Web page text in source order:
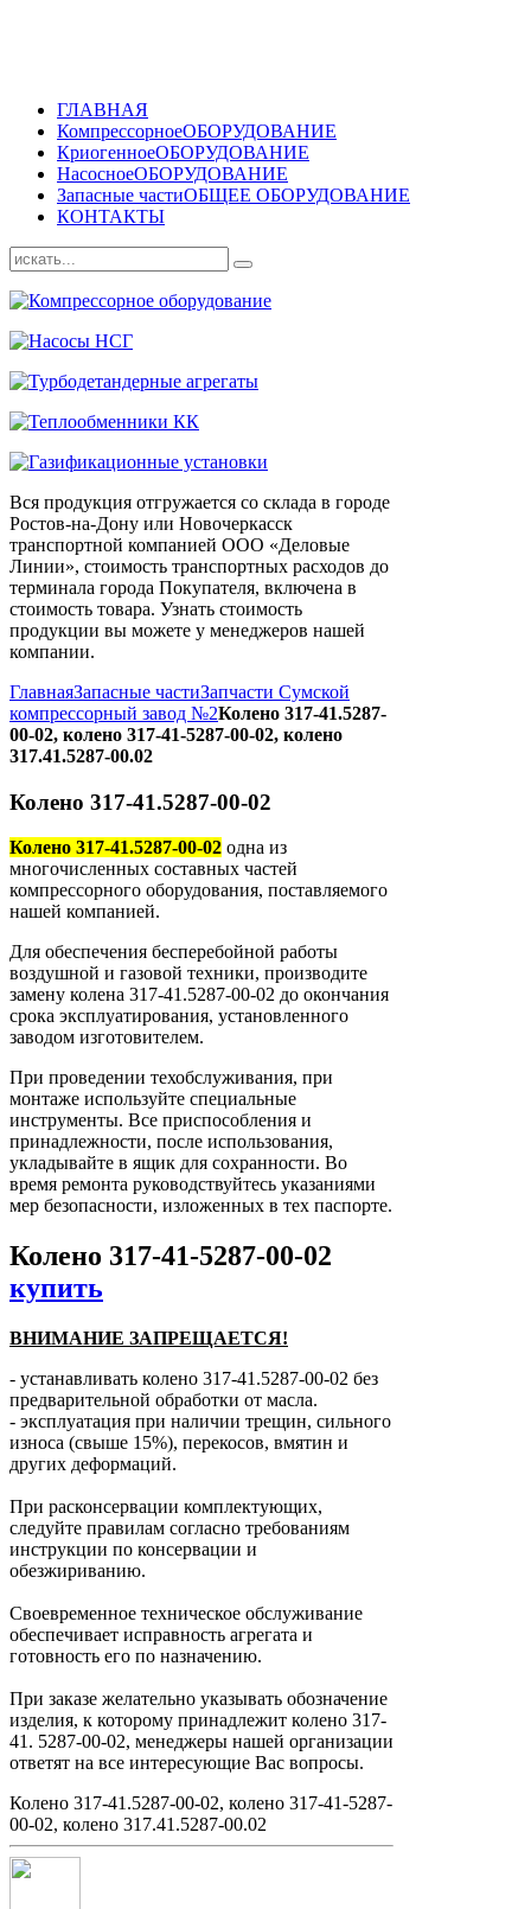
ГЛАВНАЯ
КомпрессорноеОБОРУДОВАНИЕ
КриогенноеОБОРУДОВАНИЕ
НасосноеОБОРУДОВАНИЕ
Запасные частиОБЩЕЕ ОБОРУДОВАНИЕ
КОНТАКТЫ
Вся продукция отгружается со склада в городе
Ростов-на-Дону или Новочеркасск
транспортной компанией ООО «Деловые
Линии», стоимость транспортных расходов до
терминала города Покупателя, включена в
стоимость товара. Узнать стоимость
продукции вы можете у менеджеров нашей
компании.
ГлавнаяЗапасные частиЗапчасти Сумской
компрессорный завод №2Колено 317-41.5287-
00-02, колено 317-41-5287-00-02, колено
317.41.5287-00.02
Колено 317-41.5287-00-02
Колено 317-41.5287-00-02 одна из
многочисленных составных частей
компрессорного оборудования, поставляемого
нашей компанией.
Для обеспечения бесперебойной работы
воздушной и газовой техники, производите
замену колена 317-41.5287-00-02 до окончания
срока эксплуатирования, установленного
заводом изготовителем.
При проведении техобслуживания, при
монтаже используйте специальные
инструменты. Все приспособления и
принадлежности, после использования,
укладывайте в ящик для сохранности. Во
время ремонта руководствуйтесь указаниями
мер безопасности, изложенных в тех паспорте.
Колено 317-41-5287-00-02
купить
ВНИМАНИЕ ЗАПРЕЩАЕТСЯ!
- устанавливать колено 317-41.5287-00-02 без
предварительной обработки от масла.
- эксплуатация при наличии трещин, сильного
износа (свыше 15%), перекосов, вмятин и
других деформаций.
При расконсервации комплектующих,
следуйте правилам согласно требованиям
инструкции по консервации и
обезжириванию.
Своевременное техническое обслуживание
обеспечивает исправность агрегата и
готовность его по назначению.
При заказе желательно указывать обозначение
изделия, к которому принадлежит колено 317-
41. 5287-00-02, менеджеры нашей организации
ответят на все интересующие Вас вопросы.
Колено 317-41.5287-00-02, колено 317-41-5287-
00-02, колено 317.41.5287-00.02